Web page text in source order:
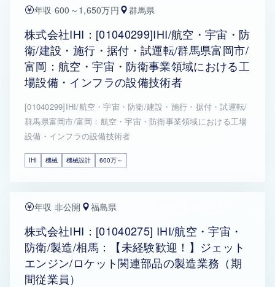
年収 600～1,650万円 群馬県
株式会社IHI：[01040299]IHI/航空・宇宙・防
衛/建設・施行・据付・試運転/群馬県富岡市/
富岡：航空・宇宙・防衛事業領域における工
場設備・インフラの設備技術者
[01040299]IHI/航空・宇宙・防衛/建設・施行・据付・試運転/
群馬県富岡市/富岡：航空・宇宙・防衛事業領域における工場
設備・インフラの設備技術者
IHI 機械 機械設計 600万～
年収 非公開 福島県
株式会社IHI：[01040275] IHI/航空・宇宙・
防衛/製造/相馬：【未経験歓迎！】ジェット
エンジン/ロケット関連部品の製造業務（期
間従業員）